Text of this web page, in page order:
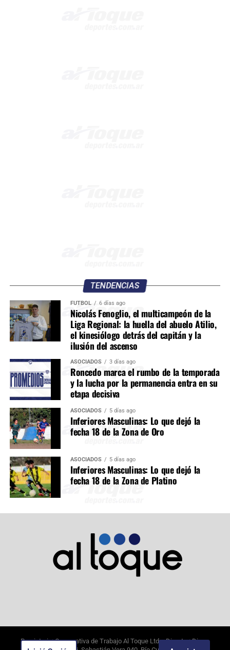
TENDENCIAS
FÚTBOL 6 días ago
Nicolás Fenoglio, el multicampeón de la
Liga Regional: la huella del abuelo Atilio,
el kinesiólogo detrás del capitán y la
ilusión del ascenso
ASOCIADOS 3 días ago
Roncedo marca el rumbo de la temporada
y la lucha por la permanencia entra en su
etapa decisiva
ASOCIADOS 5 días ago
Inferiores Masculinas: Lo que dejó la
fecha 18 de la Zona de Oro
ASOCIADOS 5 días ago
Inferiores Masculinas: Lo que dejó la
fecha 18 de la Zona de Platino
Propietario: Cooperativa de Trabajo Al Toque Ltda. Director: Diego